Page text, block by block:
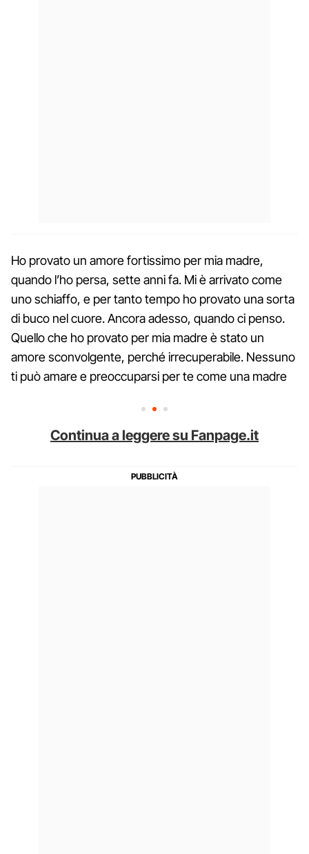
Ho provato un amore fortissimo per mia madre,
quando l’ho persa, sette anni fa. Mi è arrivato come
uno schiaffo, e per tanto tempo ho provato una sorta
di buco nel cuore. Ancora adesso, quando ci penso.
Quello che ho provato per mia madre è stato un
amore sconvolgente, perché irrecuperabile. Nessuno
ti può amare e preoccuparsi per te come una madre
Continua a leggere su Fanpage.it